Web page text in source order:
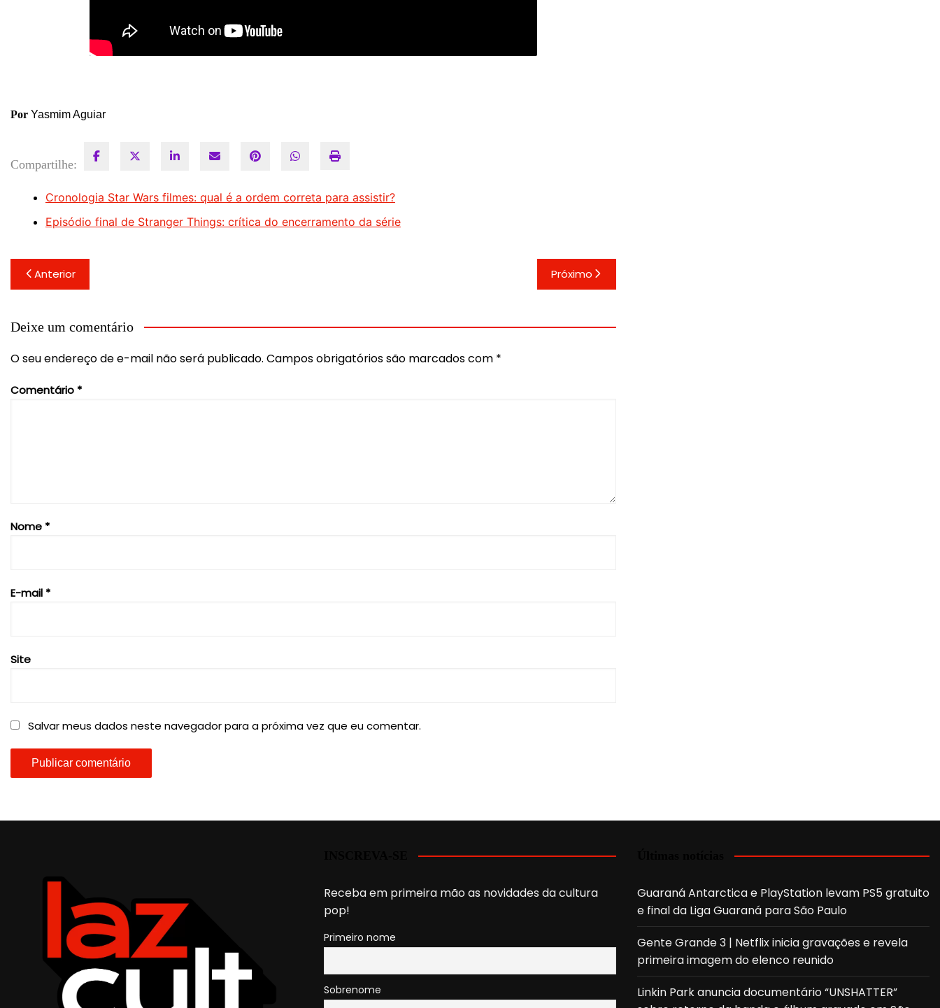
Por Yasmim Aguiar
Compartilhe:
Cronologia Star Wars filmes: qual é a ordem correta para assistir?
Episódio final de Stranger Things: crítica do encerramento da série
Navegação
de
Post
Anterior Próximo
Deixe um comentário
O seu endereço de e-mail não será publicado. Campos obrigatórios são marcados com *
Comentário *
Nome *
E-mail *
Site
Salvar meus dados neste navegador para a próxima vez que eu comentar.
Receba em primeira mão as novidades da cultura
pop!
Primeiro nome
Sobrenome
Guaraná Antarctica e PlayStation levam PS5 gratuito
e final da Liga Guaraná para São Paulo
Gente Grande 3 | Netflix inicia gravações e revela
primeira imagem do elenco reunido
Linkin Park anuncia documentário “UNSHATTER”